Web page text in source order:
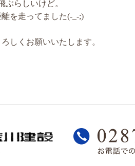
らしいけど。
を走ってました(-_-;)
しくお願いいたします。